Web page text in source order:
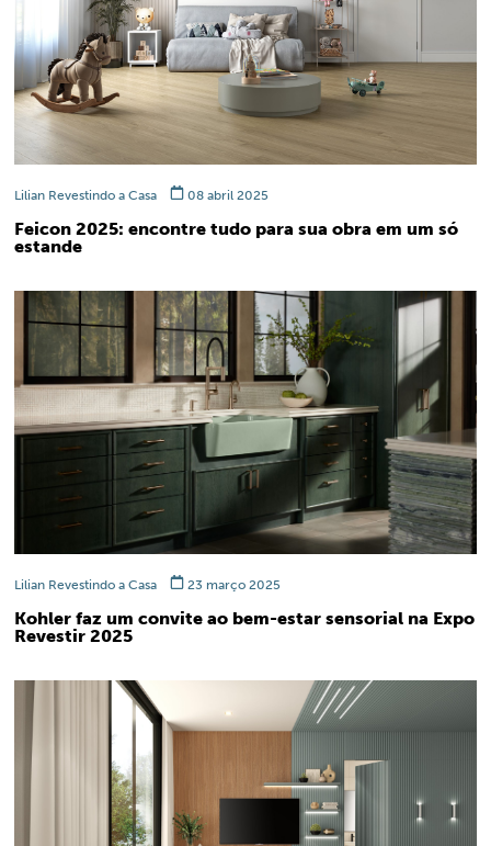
Lilian Revestindo a Casa 08 abril 2025
Feicon 2025: encontre tudo para sua obra em um só
estande
Lilian Revestindo a Casa 23 março 2025
Kohler faz um convite ao bem-estar sensorial na Expo
Revestir 2025